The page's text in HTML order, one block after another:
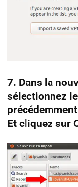
7. Dans la
sélectionnez
Et cliquez sur